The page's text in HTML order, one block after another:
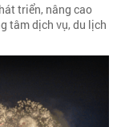
triển, nâng cao
tâm dịch vụ, du lịch